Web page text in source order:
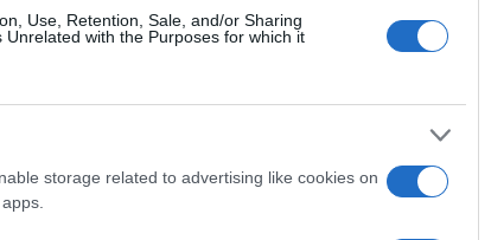
Use, Retention, Sale, and/or Sharing
with the Purposes for which it
storage related to advertising like cookies on